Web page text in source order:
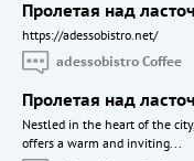
Пролетая над
https://adessobistro.net/
adessobistro Coffee
Пролетая над
Nestled in the heart of the
offers a warm and inviting...